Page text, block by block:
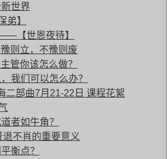
世界
弟】
【世恩夜待】
则立，不豫则废
管你该怎么做？
我们可以怎么办？
二部曲7月21-22日 课程花絮
者如牛角？
退不肖的重要意义
衡点？